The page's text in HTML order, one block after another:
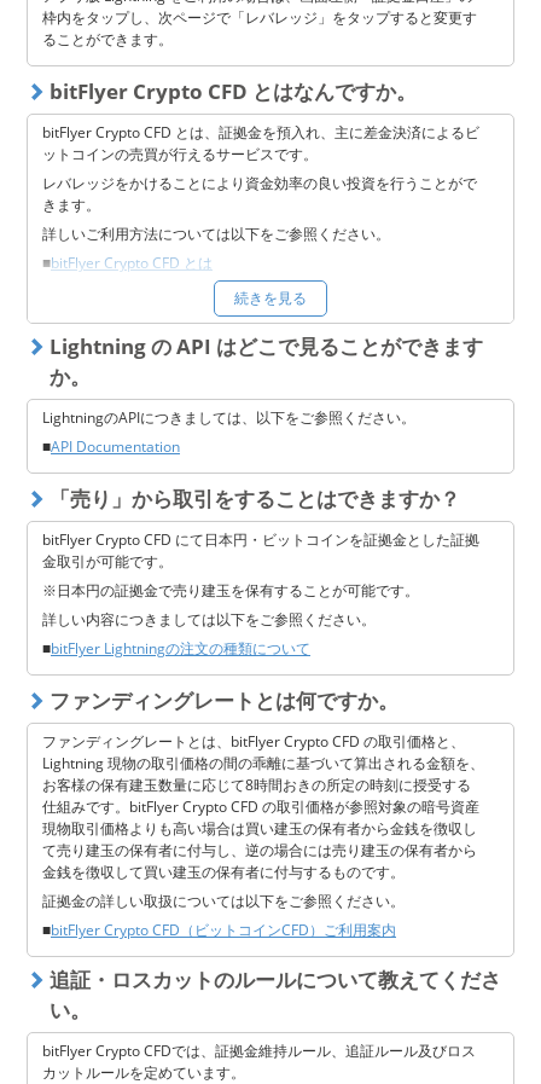
枠内をタップし、次ページで「レバレッジ」をタップすると変更す
ることができます。
bitFlyer Crypto CFD とはなんですか。
bitFlyer Crypto CFD とは、証拠金を預入れ、主に差金決済によるビ
ットコインの売買が行えるサービスです。
レバレッジをかけることにより資金効率の良い投資を行うことがで
きます。
詳しいご利用方法については以下をご参照ください。
■bitFlyer Crypto CFD とは
bitFlyer Crypto CFD ご利用案内
■bitFlyer Crypto CFD 取引ルール
bitFlyer Lightning の注文の種類について
続きを見る
Lightning の API はどこで見ることができます
か。
LightningのAPIにつきましては、以下をご参照ください。
■API Documentation
「売り」から取引をすることはできますか？
bitFlyer Crypto CFD にて日本円・ビットコインを証拠金とした証拠
金取引が可能です。
※日本円の証拠金で売り建玉を保有することが可能です。
詳しい内容につきましては以下をご参照ください。
■bitFlyer Lightningの注文の種類について
ファンディングレートとは何ですか。
ファンディングレートとは、bitFlyer Crypto CFD の取引価格と、
Lightning 現物の取引価格の間の乖離に基づいて算出される金額を、
お客様の保有建玉数量に応じて8時間おきの所定の時刻に授受する
仕組みです。bitFlyer Crypto CFD の取引価格が参照対象の暗号資産
現物取引価格よりも高い場合は買い建玉の保有者から金銭を徴収し
て売り建玉の保有者に付与し、逆の場合には売り建玉の保有者から
金銭を徴収して買い建玉の保有者に付与するものです。
証拠金の詳しい取扱については以下をご参照ください。
■bitFlyer Crypto CFD（ビットコインCFD）ご利用案内
追証・ロスカットのルールについて教えてくださ
い。
bitFlyer Crypto CFDでは、証拠金維持ルール、追証ルール及びロス
カットルールを定めています。